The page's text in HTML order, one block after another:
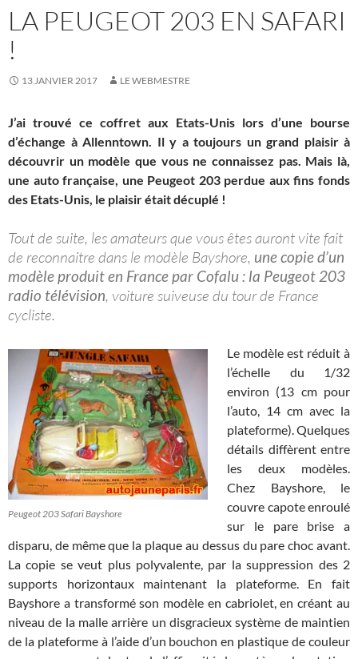
LA PEUGEOT 203 EN SAFARI
!
13 JANVIER 2017 LE WEBMESTRE
J’ai trouvé ce coffret aux Etats-Unis lors d’une bourse
d’échange à Allenntown. Il y a toujours un grand plaisir à
découvrir un modèle que vous ne connaissez pas. Mais là,
une auto française, une Peugeot 203 perdue aux fins fonds
des Etats-Unis, le plaisir était décuplé !
Tout de suite, les amateurs que vous êtes auront vite fait
de reconnaitre dans le modèle Bayshore, une copie d’un
modèle produit en France par Cofalu : la Peugeot 203
radio télévision, voiture suiveuse du tour de France
cycliste.
Peugeot 203 Safari Bayshore
Le modèle est réduit à
l’échelle du 1/32
environ (13 cm pour
l’auto, 14 cm avec la
plateforme). Quelques
détails diffèrent entre
les deux modèles.
Chez Bayshore, le
couvre capote enroulé
sur le pare brise a
disparu, de même que la plaque au dessus du pare choc avant.
La copie se veut plus polyvalente, par la suppression des 2
supports horizontaux maintenant la plateforme. En fait
Bayshore a transformé son modèle en cabriolet, en créant au
niveau de la malle arrière un disgracieux système de maintien
de la plateforme à l’aide d’un bouchon en plastique de couleur